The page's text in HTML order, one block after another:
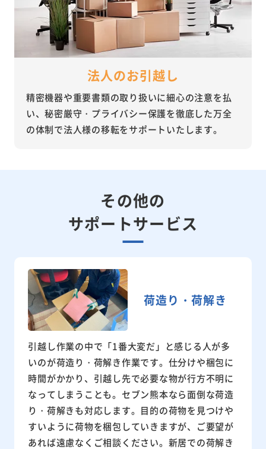
法人のお引越し
精密機器や重要書類の取り扱いに細心の注意を払
い、秘密厳守・プライバシー保護を徹底した万全
の体制で法人様の移転をサポートいたします。
その他の
サポートサービス
荷造り・荷解き
引越し作業の中で「1番大変だ」と感じる人が多
いのが荷造り・荷解き作業です。仕分けや梱包に
時間がかかり、引越し先で必要な物が行方不明に
なってしまうことも。セブン熊本なら面倒な荷造
り・荷解きも対応します。目的の荷物を見つけや
すいように荷物を梱包していきますが、ご要望が
あれば遠慮なくご相談ください。新居での荷解き